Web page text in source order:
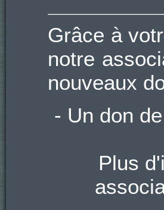
Grâce à
notre
nouveaux
- Un don de
Plus